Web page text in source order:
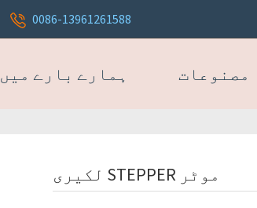
0086-13961261588
ہمارے بارے میں مصنوعات
لکیری STEPPER موٹر